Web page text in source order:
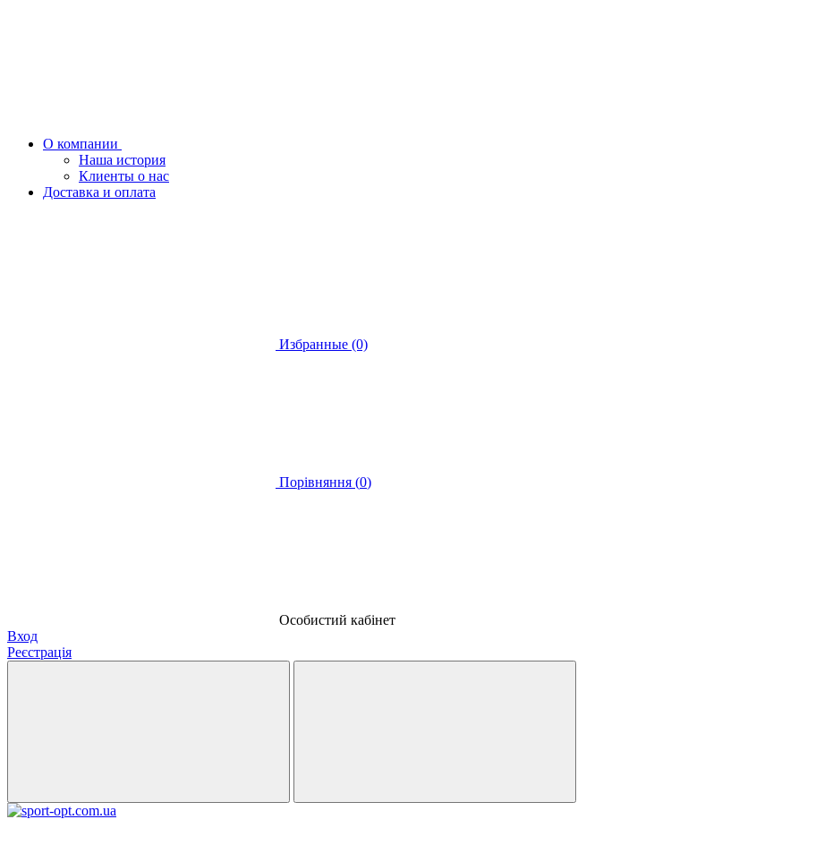
О компании
Наша история
Клиенты о нас
Доставка и оплата
Избранные (0)
Порівняння (0)
Особистий кабінет
Вход
Реєстрація